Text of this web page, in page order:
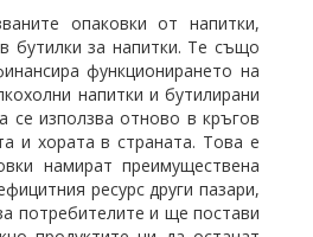
опаковки от напитки,
бутилки за напитки. Те също
функционирането на
напитки и бутилирани
използва отново в кръгов
и хората в страната. Това е
намират преимуществена
ресурс други пазари,
потребителите и ще постави